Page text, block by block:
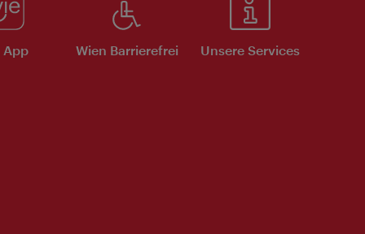
App Wien Barrierefrei Unsere Services